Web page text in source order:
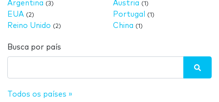
Argentina (3)
EUA (2)
Reino Unido (2)
Áustria (1)
Portugal (1)
China (1)
Busca por país
Todos os países »